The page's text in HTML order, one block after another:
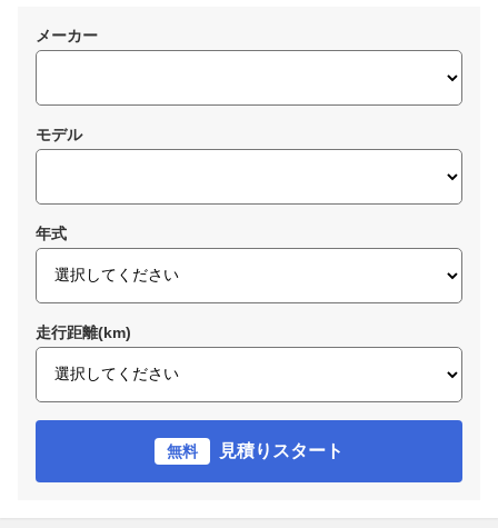
メーカー
モデル
年式
走行距離(km)
無料 見積りスタート